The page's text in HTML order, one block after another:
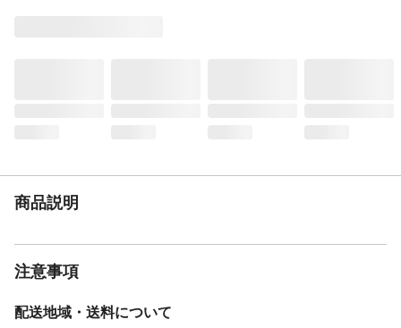
商品説明
注意事項
配送地域・送料について